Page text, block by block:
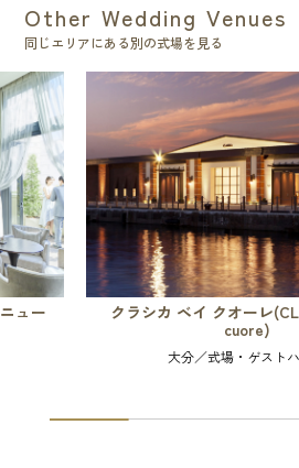
Other Wedding Venues
同じエリアにある別の式場を見る
ュー
クラシカ ベイ クオーレ
cuore)
大分／式場・ゲスト